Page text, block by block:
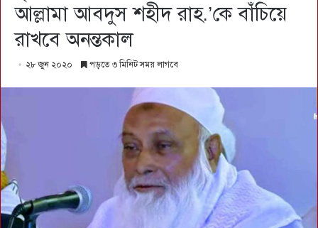
আল্লামা আবদুস শহীদ রাহ.’কে বাঁচিয়ে
রাখবে অনন্তকাল
২৮ জুন ২০২০ পড়তে ৩ মিনিট সময় লাগবে